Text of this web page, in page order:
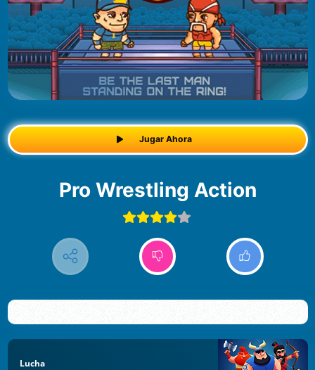
Jugar Ahora
Pro Wrestling Action
Lucha